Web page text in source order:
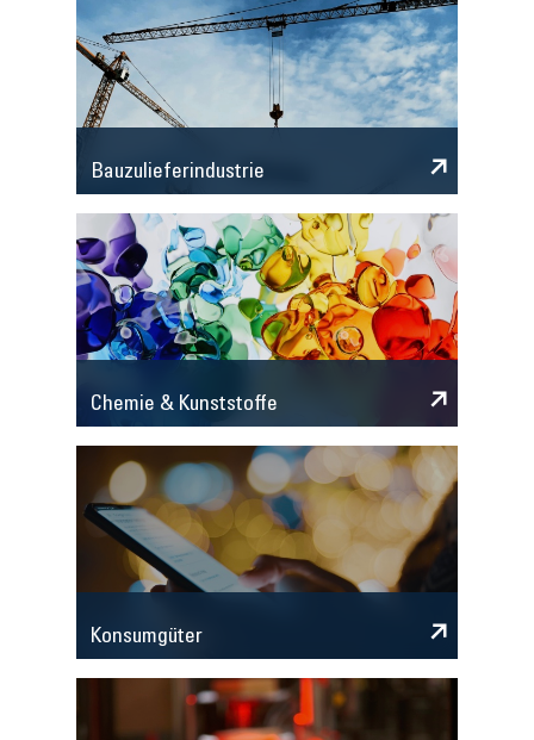
Bauzulieferindustrie
Chemie & Kunststoffe
Konsumgüter